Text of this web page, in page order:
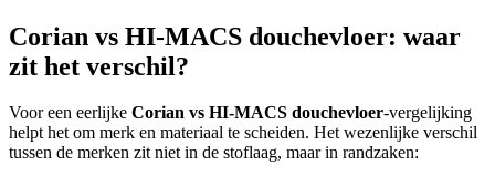
Corian vs HI-MACS douchevloer: waar
zit het verschil?
Voor een eerlijke Corian vs HI-MACS douchevloer-vergelijking
helpt het om merk en materiaal te scheiden. Het wezenlijke verschil
tussen de merken zit niet in de stoflaag, maar in randzaken: